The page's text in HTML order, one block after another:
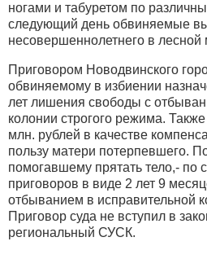
ногами и табуретом по
следующий день обвиняемые
несовершеннолетнего в лесной
Приговором Новодвинского
обвиняемому в избиении
лет лишения свободы с
колонии строгого режима.
млн. рублей в качестве
пользу матери потерпевшего.
помогавшему прятать тело,- по
приговоров в виде 2 лет 9
отбыванием в исправительной
Приговор суда не вступил в
региональный СУСК.